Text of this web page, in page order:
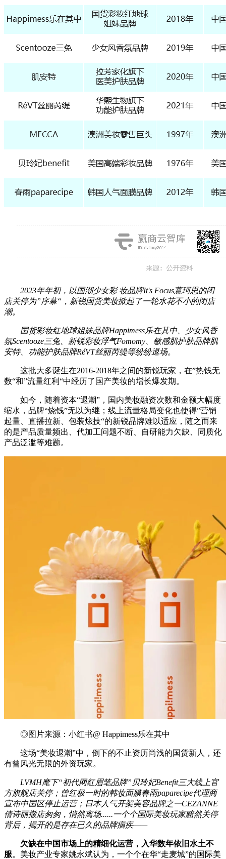
2023年年初，以国潮少女彩 妆品牌It's Focus薏珂思的闭
店关停为”序幕“，新锐国货美妆掀起了一轮水花不小的闭店
潮。
国货彩妆红地球姐妹品牌Happimess乐在其中、少女风香
氛Scentooze三兔、新锐彩妆浮气Fomomy、敏感肌护肤品牌肌
安特、功能护肤品牌RéVT丝丽芮缇等纷纷退场。
这批大多诞生在2016-2018年之间的新锐玩家，在”热钱无
数“和”流量红利“中经历了国产美妆的增长爆发期。
如今，随着资本“退潮”，国内美妆融资次数和金额大幅度
缩水，品牌“烧钱”无以为继；线上流量格局变化也使得”营销
起量、直播拉新、包装炫技“的新锐品牌难以适应，随之而来
的是产品质量频出、代加工问题不断、自研能力欠缺、同质化
产品泛滥等难题。
◎图片来源：小红书@ Happimess乐在其中
这场“美妆退潮”中，倒下的不止资历尚浅的国货新人，还
有曾风光无限的外资玩家。
LVMH麾下“初代网红眉笔品牌”贝玲妃Benefit三大线上官
方旗舰店关停；曾红极一时的韩妆面膜春雨paparecipe代理商
宣布中国区停止运营；日本人气开架美容品牌之一CEZANNE
倩诗丽撤店匆匆，悄然离场......一个个国际美妆玩家黯然关停
背后，揭开的是存在已久的品牌痼疾——
欠缺在中国市场上的精细化运营，入华数年依旧水土不
服。美妆产业专家姚永斌认为，一个个在华“走麦城”的国际美